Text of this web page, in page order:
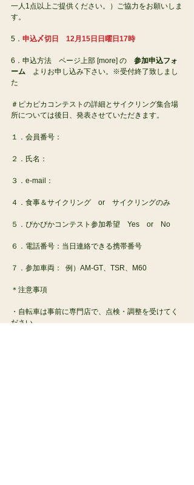
一人1点以上ご提供ください。）ご協力をお願いしま
す。
5． 申込〆切日    12月15日日曜日17時
6．申込方法    ページ上部 [more] の 参加申込フォ
ーム よりお申し込み下さい。※受付終了致しまし
た
＃ピカピカコンテストの詳細とサイクリング集合場
所については後日、発表させていただきます。
１．会員番号：
２．氏名：
３．e-mail：
４．食事＆サイクリング　or　サイクリングのみ
５．ぴかぴかコンテスト参加希望　Yes　or　No
６．電話番号：当日連絡できる携帯番号
７．参加車両：  例）AM-GT、TSR、M60
＊注意事項
・自転車は事前に専門店で、点検・調整を受けてく
ださい